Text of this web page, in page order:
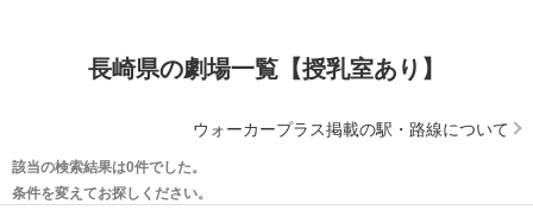
長崎県の劇場一覧【授乳室あり】
ウォーカープラス掲載の駅・路線について
該当の検索結果は0件でした。
条件を変えてお探しください。